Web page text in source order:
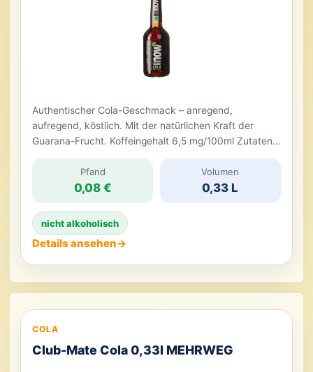
Authentischer Cola-Geschmack – anregend,
aufregend, köstlich. Mit der natürlichen Kraft der
Guarana-Frucht. Koffeingehalt 6,5 mg/100ml Zutaten:
Zucker* Zitronensaft aus Zitronensaftkonzentrat*
karamellisierter Zucker* Guaranaextrakt*
Pfand
0,08 €
Volumen
0,33 L
nicht alkoholisch
Details ansehen→
COLA
Club-Mate Cola 0,33l MEHRWEG